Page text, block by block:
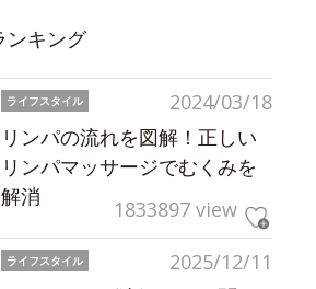
ンキング
2024/03/18
ライフスタイル
リンパの流れを図解！正しい
リンパマッサージでむくみを
解消
1833897 view
2025/12/11
ライフスタイル